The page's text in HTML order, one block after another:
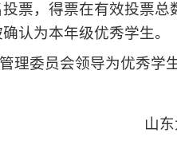
票，得票在有效投票总
认为本年级优秀学生。
理委员会领导为优秀学
山